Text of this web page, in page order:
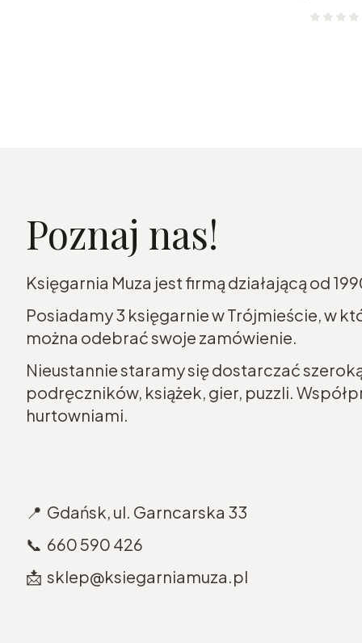
Poznaj nas!
Księgarnia Muza jest firmą działającą od
Posiadamy 3 księgarnie w Trójmieście, w
można odebrać swoje zamówienie.
Nieustannie staramy się dostarczać
podręczników, książek, gier, puzzli.
hurtowniami.
📍 Gdańsk, ul. Garncarska 33
📞 660 590 426
📩 sklep@ksiegarniamuza.pl